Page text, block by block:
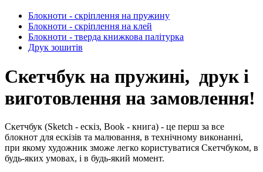
Блокноти - скріплення на пружину
Блокноти - скріплення на клей
Блокноти - тверда книжкова палітурка
Друк зошитів
Скетчбук на пружині, друк і
виготовлення на замовлення!
Скетчбук (Sketch - ескіз, Вook - книга) - це перш за все
блокнот для ескізів та малювання, в технічному виконанні,
при якому художник зможе легко користуватися Скетчбуком, в
будь-яких умовах, і в будь-який момент.